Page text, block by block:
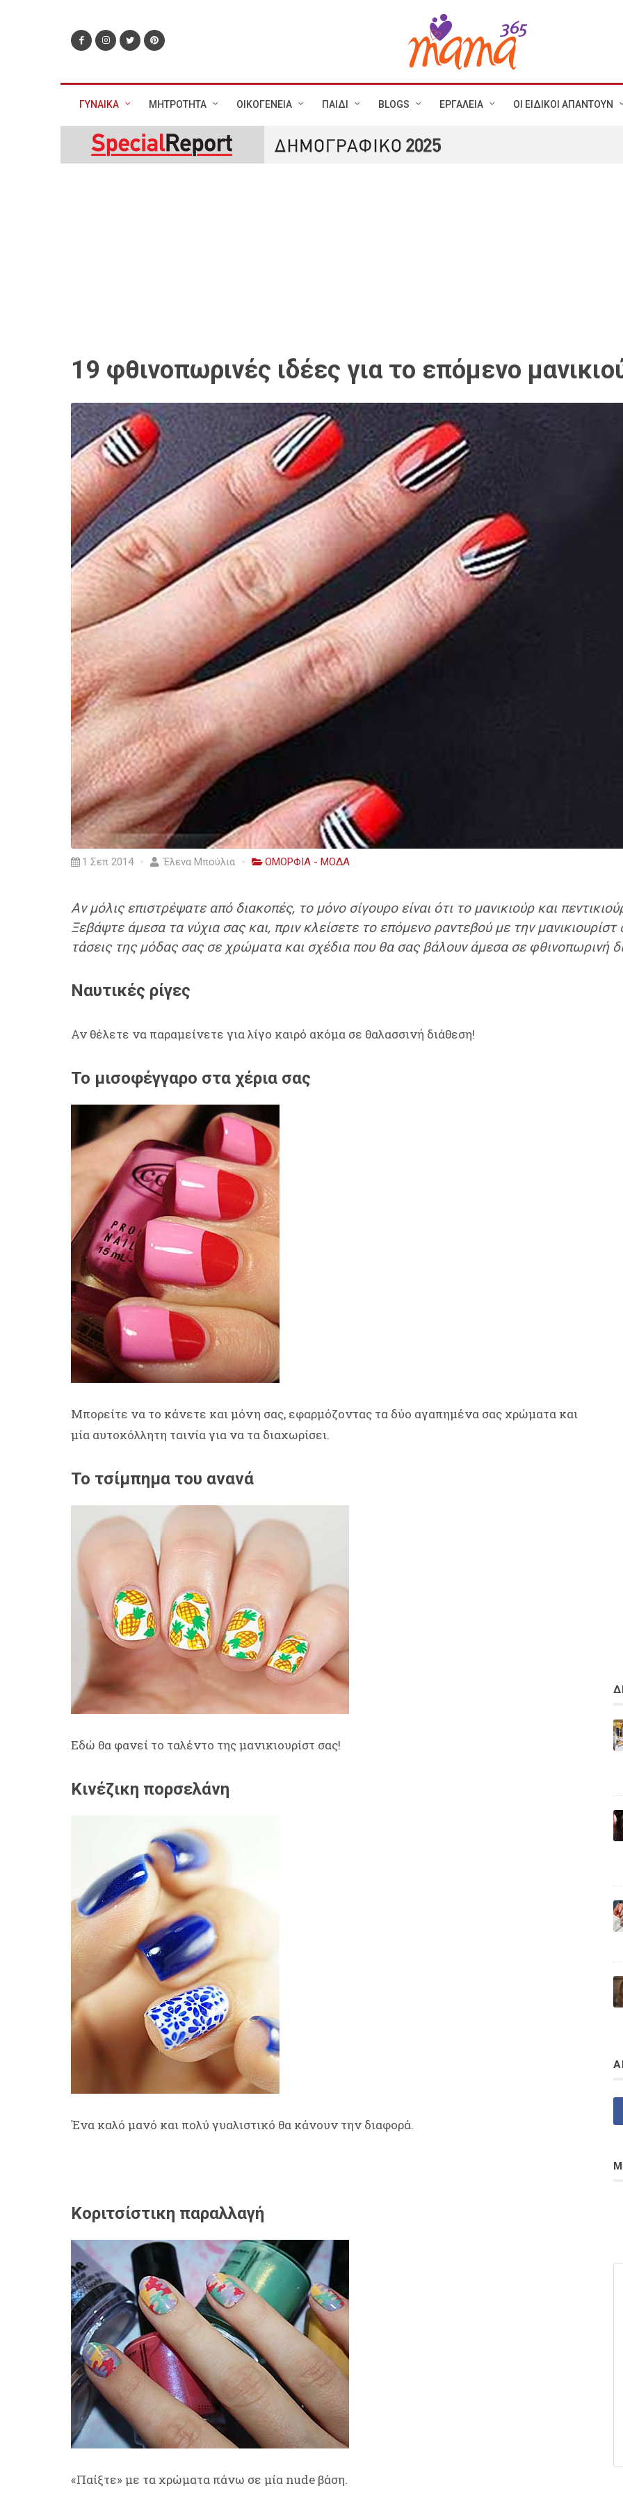
ΓΥΝΑΙΚΑ ΜΗΤΡΟΤΗΤΑ ΟΙΚΟΓΕΝΕΙΑ ΠΑΙΔΙ BLOGS ΕΡΓΑΛΕΙΑ ΟΙ ΕΙΔΙΚΟΙ ΑΠΑΝΤΟΥΝ
19 φθινοπωρινές ιδέες για το επόμενο
1 Σεπ 2014 Έλενα Μπούλια ΟΜΟΡΦΙΑ - ΜΟΔΑ
Αν μόλις επιστρέψατε από διακοπές, το μόνο σίγουρο είναι ότι το μανικιούρ και
Ξεβάψτε άμεσα τα νύχια σας και, πριν κλείσετε το επόμενο ραντεβού με την μανικιουρίστ
τάσεις της μόδας σας σε χρώματα και σχέδια που θα σας βάλουν άμεσα σε φθινοπωρινή
Ναυτικές ρίγες
Αν θέλετε να παραμείνετε για λίγο καιρό ακόμα σε θαλασσινή διάθεση!
Το μισοφέγγαρο στα χέρια σας
Μπορείτε να το κάνετε και μόνη σας, εφαρμόζοντας τα δύο αγαπημένα σας χρώματα και
μία αυτοκόλλητη ταινία για να τα διαχωρίσει.
Το τσίμπημα του ανανά
Εδώ θα φανεί το ταλέντο της μανικιουρίστ σας!
Κινέζικη πορσελάνη
Ένα καλό μανό και πολύ γυαλιστικό θα κάνουν την διαφορά.
Κοριτσίστικη παραλλαγή
«Παίξτε» με τα χρώματα πάνω σε μία nude βάση.